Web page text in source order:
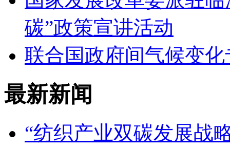
碳”政策宣讲活动
联合国政府间气候变
最新新闻
“纺织产业双碳发展战